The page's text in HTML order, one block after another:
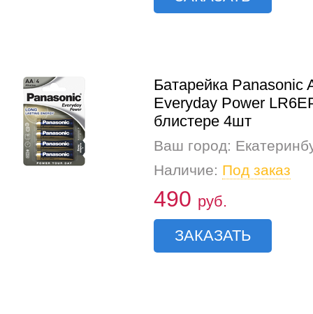
Батарейка Panasonic
Everyday Power
блистере 4шт
Ваш город:
Наличие: Под заказ
490 руб.
ЗАКАЗАТЬ